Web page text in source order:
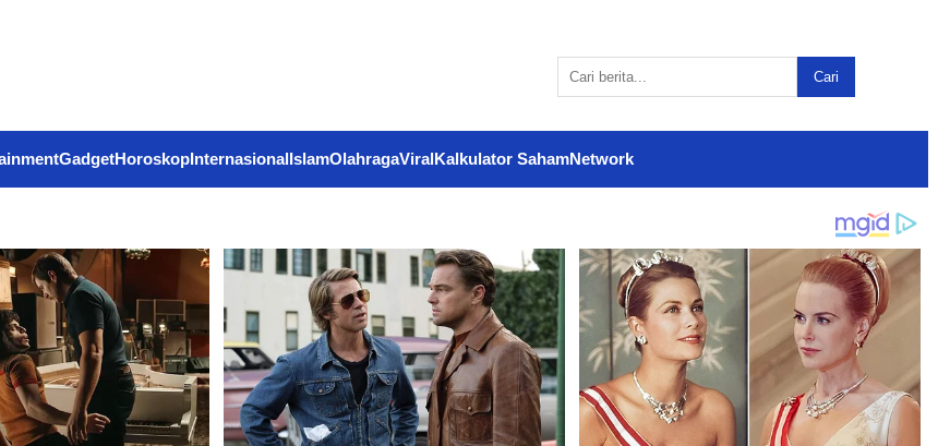
Cari
GadgetHoroskopInternasionalIslamOlahragaViralKalkulator SahamNetwork